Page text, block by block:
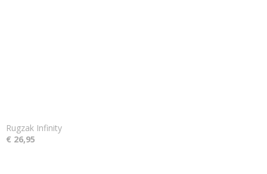
Rugzak Infinity
€ 26,95